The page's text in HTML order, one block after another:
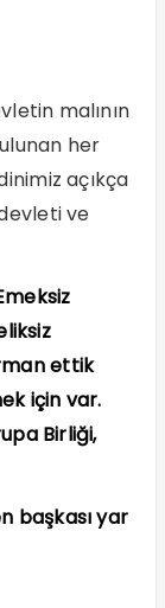
malının
her
açıkça
ve
ettik
için var.
Birliği,
başkası yar